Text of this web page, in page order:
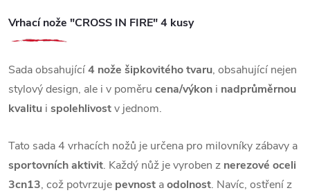
Vrhací nože "CROSS IN FIRE" 4 kusy
Sada obsahující4 nože šipkovitého tvaru, obsahující nejen
stylový design, ale i v poměru cena/výkon i nadprůměrnou
kvalitu i spolehlivostv jednom.
Tato sada 4 vrhacích nožů je určena pro milovníky zábavy a
sportovních aktivit. Každý nůž je vyroben z nerezové oceli
3cn13, což potvrzuje pevnost aodolnost. Navíc, ostření z